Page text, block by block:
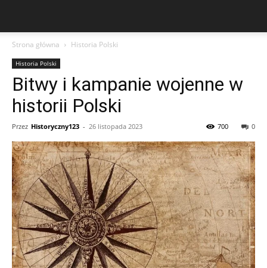
Strona główna Historia Polski
Historia Polski
Bitwy i kampanie wojenne w
historii Polski
Przez Historyczny123 - 26 listopada 2023 0
700